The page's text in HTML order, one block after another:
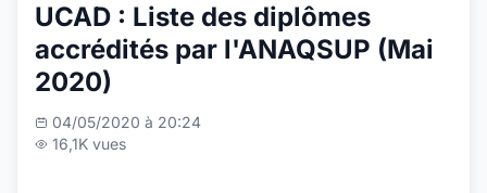
UCAD : Liste des diplômes
accrédités par l'ANAQSUP (Mai
2020)
04/05/2020 à 20:24
16,1K vues